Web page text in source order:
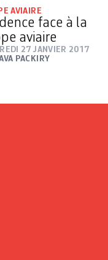
AVIAIRE
face à la
aviaire
27 JANVIER 2017
PACKIRY